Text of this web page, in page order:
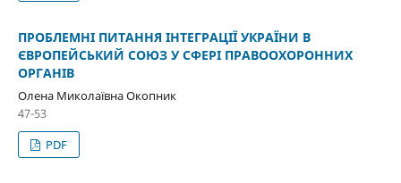
ПРОБЛЕМНІ ПИТАННЯ ІНТЕГРАЦІЇ УКРАЇНИ В
ЄВРОПЕЙСЬКИЙ СОЮЗ У СФЕРІ ПРАВООХОРОННИХ
ОРГАНІВ
Олена Миколаївна Окопник
47-53
PDF